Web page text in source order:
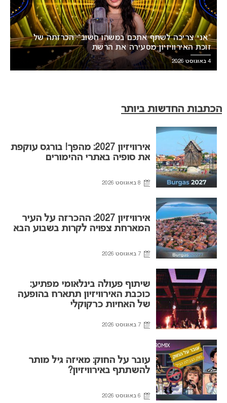
“אני צריכה לשתף אתכם במשהו חשוב”: הכרזתה של
זוכת האירוויזיון מסעירה את הרשת
4 באוגוסט 2026
הכתבות החדשות ביותר
אירוויזיון 2027: מהפך! בורגס עוקפת
את סופיה באתרי ההימורים
8 באוגוסט 2026
אירוויזיון 2027: ההכרזה על העיר
המארחת צפויה לקרות בשבוע הבא
7 באוגוסט 2026
שיתוף פעולה בינלאומי מפתיע:
כוכבת האירוויזיון תתארח בהופעה
של האחיות כרקוקלי
7 באוגוסט 2026
עובר על החוק: מאיזה גיל מותר
להשתתף באירוויזיון?
6 באוגוסט 2026